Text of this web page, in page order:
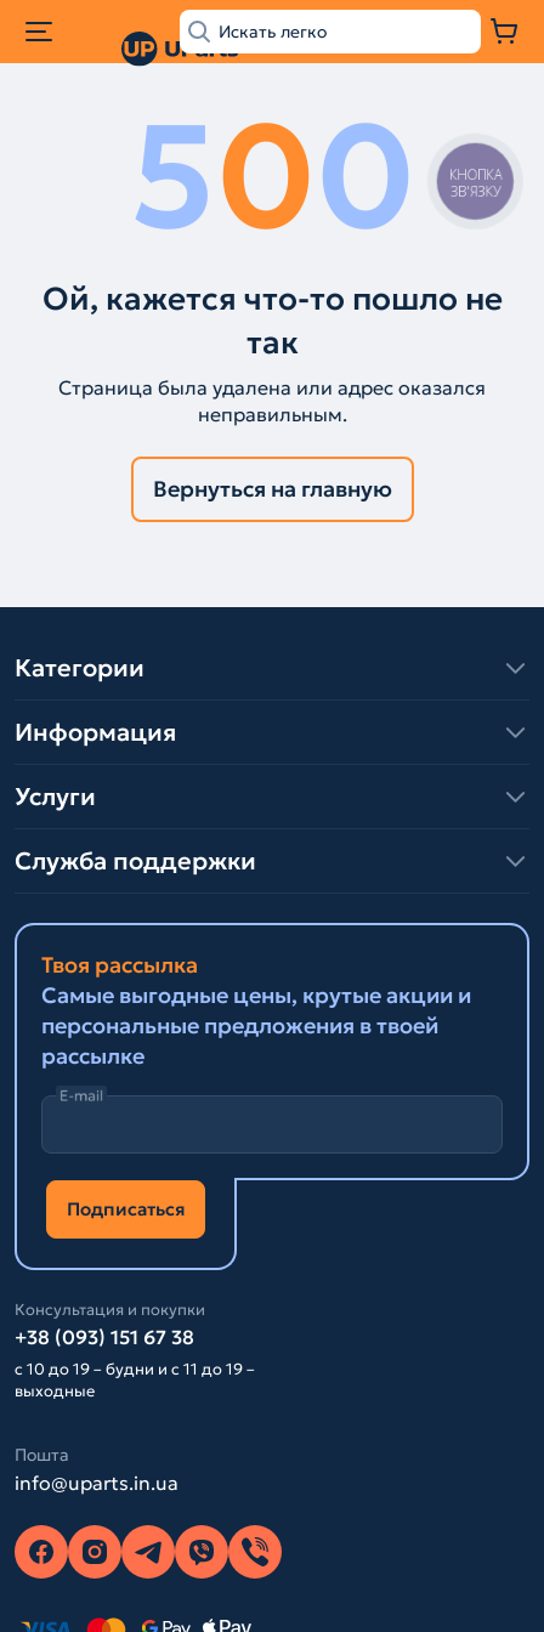
500
Ой, кажется что-то пошло не
так
Страница была удалена или адрес оказался
неправильным.
Вернуться на главную
Категории
Информация
Услуги
Служба поддержки
Твоя рассылка
Самые выгодные цены, крутые акции и
персональные предложения в твоей
рассылке
E-mail
Подписаться
Консультация и покупки
+38 (093) 151 67 38
с 10 до 19 – будни и с 11 до 19 –
выходные
Пошта
info@uparts.in.ua
КНОПКА
ЗВ'ЯЗКУ